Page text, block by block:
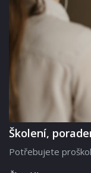
Školení,
Potřebujete